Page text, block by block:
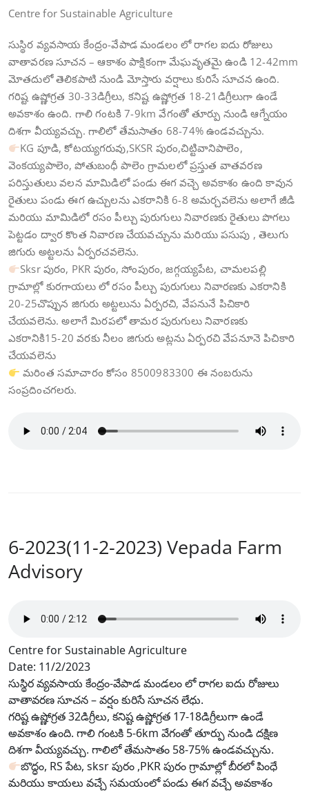
Centre for Sustainable Agriculture
సుస్థిర వ్యవసాయ కేంద్రం-వేపాడ మండలం లో రాగల ఐదు రోజులు
వాతావరణ సూచన – ఆకాశం పాక్షికంగా మేఘవృతమై ఉండి 12-42mm
మోతదులో తెలికపాటి నుండి మోస్తారు వర్షాలు కురిసే సూచన ఉంది.
గరిష్ట ఉష్ణోగ్రత 30-33డిగ్రీలు, కనిష్ట ఉష్ణోగ్రత 18-21డిగ్రీలుగా ఉండే
అవకాశం ఉంది. గాలి గంటకి 7-9km వేగంతో తూర్పు నుండి ఆగ్నేయం
దిశగా వీయ్యవచ్చు. గాలిలో తేమసాతం 68-74% ఉండవచ్చును.
KG పూడి, కోటయ్యగరువు,SKSR పురం,చిట్టివానిపాలెం,
వెంకయ్యపాలెం, పోతుబంధీ పాలెం గ్రామలలో ప్రస్తుత వాతవరణ
పరిస్తుతులు వలన మామిడిలో పండు ఈగ వచ్చె అవకాశం ఉంది కావున
రైతులు పండు ఈగ ఉచ్చులను ఎకరానికి 6-8 అమర్చవలెను అలాగే జీడి
మరియు మామిడిలో రసం పీల్చు పురుగులు నివారణకు రైతులు పొగలు
పెట్టడం ద్వార కొంత నివారణ చేయవచ్చును మరియు పసుపు , తెలుగు
జిగురు అట్టలను ఏర్పరచవలెను.
Sksr పురం, PKR పురం, సోంపురం, జగ్గయ్యపేట, చామలపల్లి
గ్రామాల్లో కురగాయలు లో రసం పీల్చు పురుగులు నివారణకు ఎకరానికి
20-25చొప్పున జిగురు అట్టలును ఏర్పరచి, వేపనునే పిచికారి
చేయవలెను. అలాగే మిరపలో తామర పురుగులు నివారణకు
ఎకరానికి15-20 వరకు నీలం జిగురు అట్లను ఏర్పరచి వేపనూనె పిచికారి
చేయవలెను
మరింత సమాచారం కోసం 8500983300 ఈ నంబరును
సంప్రదించగలరు.
6-2023(11-2-2023) Vepada Farm
Advisory
Centre for Sustainable Agriculture
Date: 11/2/2023
సుస్థిర వ్యవసాయ కేంద్రం-వేపాడ మండలం లో రాగల ఐదు రోజులు
వాతావరణ సూచన – వర్షం కురిసే సూచన లేధు.
గరిష్ట ఉష్ణోగ్రత 32డిగ్రీలు, కనిష్ట ఉష్ణోగ్రత 17-18డిగ్రీలుగా ఉండే
అవకాశం ఉంది. గాలి గంటకి 5-6km వేగంతో తూర్పు నుండి దక్షిణ
దిశగా వీయ్యవచ్చు. గాలిలో తేమసాతం 58-75% ఉండవచ్చును.
బొద్ధం, RS పేట, sksr పురం ,PKR పురం గ్రామాల్లో బీరలో పింధే
మరియు కాయలు వచ్చే సమయంలో పండు ఈగ వచ్చే అవకాశం